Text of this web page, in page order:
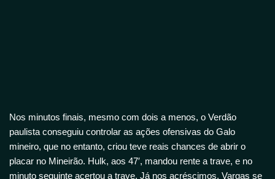
Nos minutos finais, mesmo com dois a menos, o Verdão
paulista conseguiu controlar as ações ofensivas do Galo
mineiro, que no entanto, criou teve reais chances de abrir o
placar no Mineirão. Hulk, aos 47′, mandou rente a trave, e no
minuto seguinte acertou a trave. Já nos acréscimos, Vargas se